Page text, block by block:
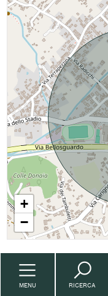
+
−
MENU RICERCA